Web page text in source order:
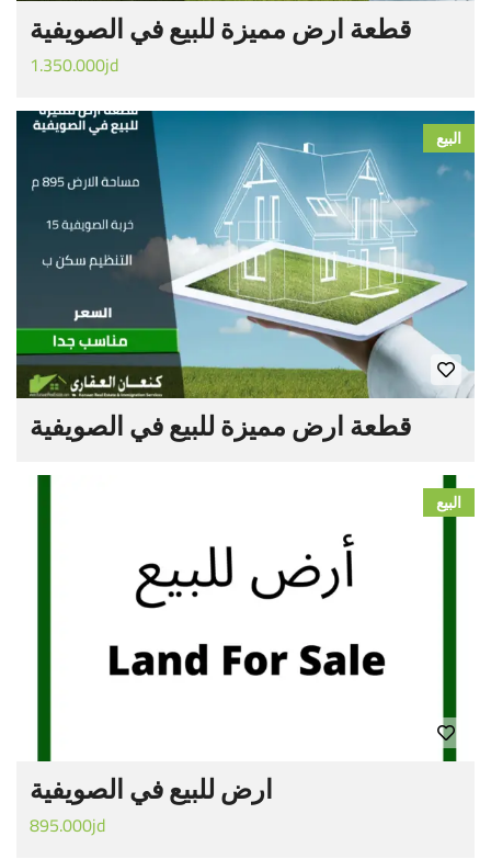
قطعة ارض مميزة للبيع في الصويفية
1.350.000jd
البيع
قطعة ارض مميزة للبيع في الصويفية
البيع
ارض للبيع في الصويفية
895.000jd